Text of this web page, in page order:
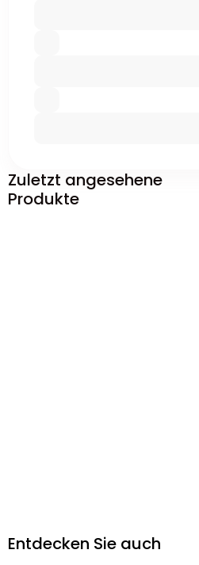
Zuletzt angesehene
Produkte
Entdecken Sie auch